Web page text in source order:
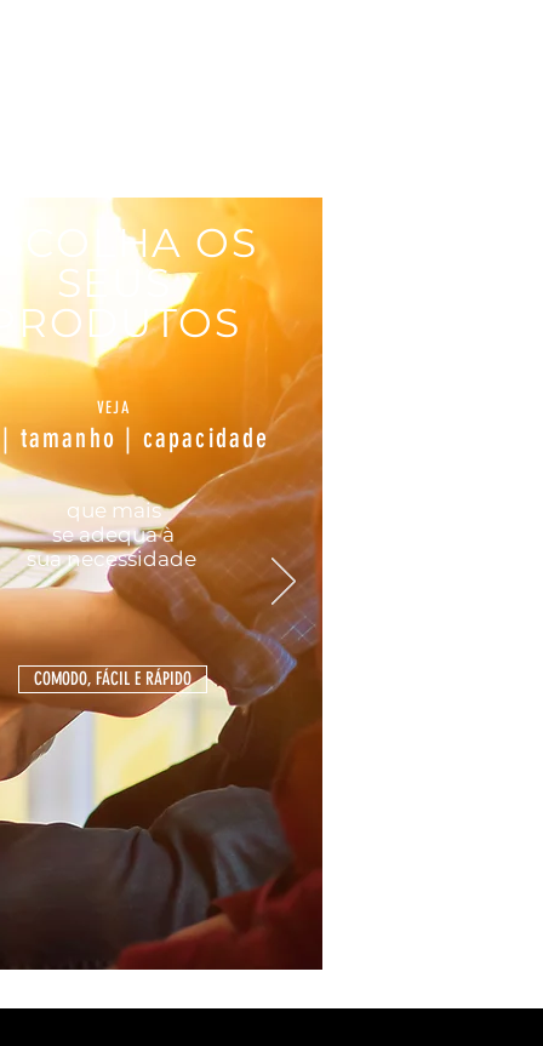
OS
SEUS
PRODUTOS
VEJA
tamanho | capacidade
que mais
seadequaà
suanecessidade
COMODO, FÁCIL E RÁPIDO